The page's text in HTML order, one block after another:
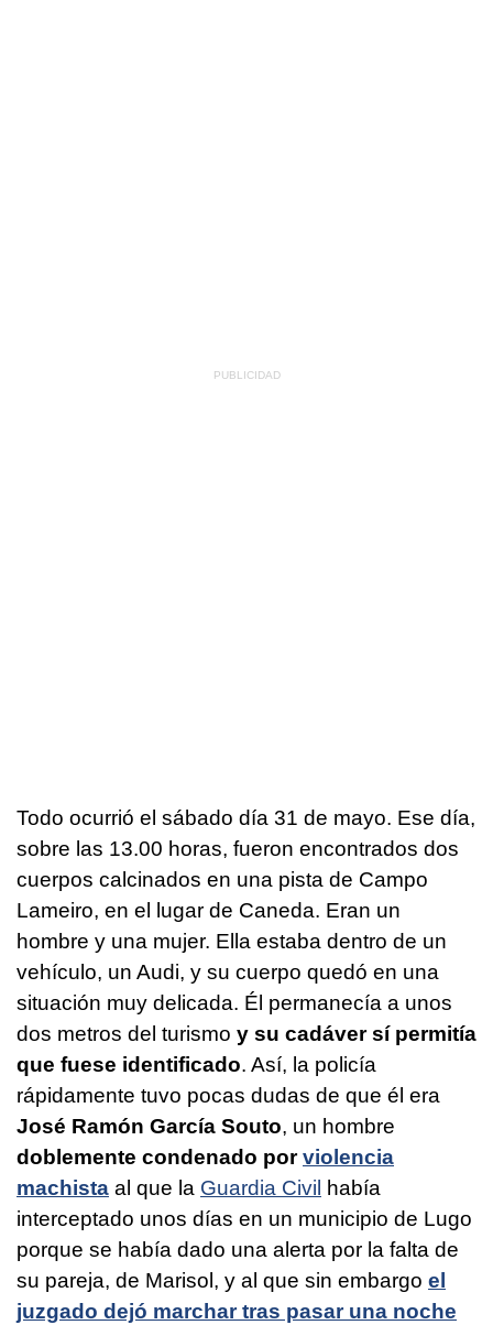
Todo ocurrió el sábado día 31 de mayo. Ese día,
sobre las 13.00 horas, fueron encontrados dos
cuerpos calcinados en una pista de Campo
Lameiro, en el lugar de Caneda. Eran un
hombre y una mujer. Ella estaba dentro de un
vehículo, un Audi, y su cuerpo quedó en una
situación muy delicada. Él permanecía a unos
dos metros del turismo y su cadáver sí permitía
que fuese identificado. Así, la policía
rápidamente tuvo pocas dudas de que él era
José Ramón García Souto, un hombre
doblemente condenado porviolencia
machista al que la Guardia Civil
había
interceptado unos días en un municipio de Lugo
porque se había dado una alerta por la falta de
su pareja, de Marisol, y al que sin embargo el
juzgado dejó marchar tras pasar una noche